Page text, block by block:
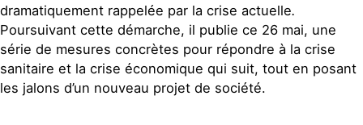
dramatiquement rappelée par la crise actuelle.
Poursuivant cette démarche, il publie ce 26 mai, une
série de mesures concrètes pour répondre à la crise
sanitaire et la crise économique qui suit, tout en posant
les jalons d’un nouveau projet de société.